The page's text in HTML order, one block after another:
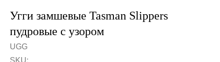
Угги замшевые Tasman Slippers
пудровые c узором
UGG
SKU: